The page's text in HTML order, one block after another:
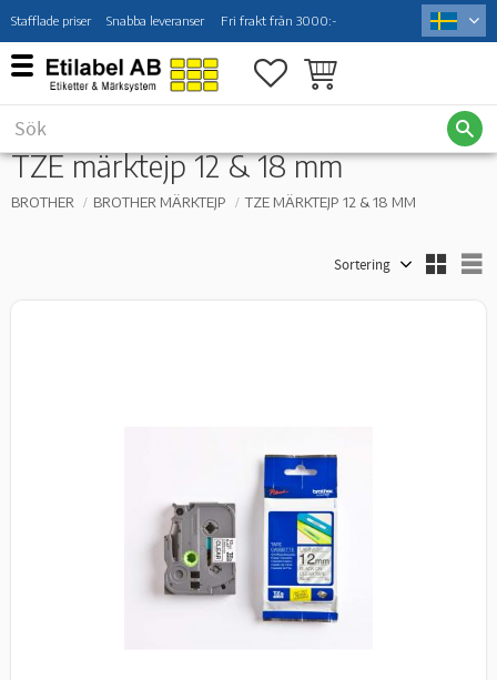
Meny
Stafflade priser Snabba leveranser Fri frakt från 3000:-
Favoriter
Kundvagn
TZE märktejp 12 & 18 mm
BROTHER BROTHER MÄRKTEJP TZE MÄRKTEJP 12 & 18 MM